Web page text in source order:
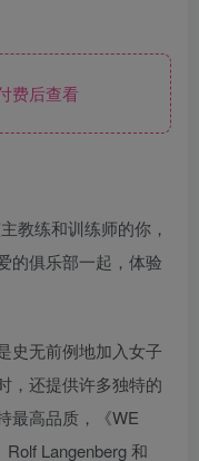
费后查看
教练和训练师的你，
的俱乐部一起，体验
史无前例地加入女子
，还提供许多独特的
最高品质，《WE
Langenberg 和